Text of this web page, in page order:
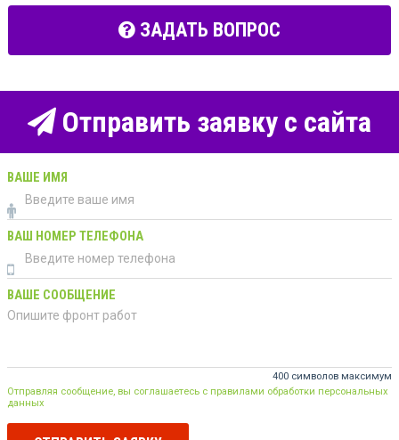
ЗАДАТЬ ВОПРОС
Отправить заявку с сайта
ВАШЕ ИМЯ
ВАШ НОМЕР ТЕЛЕФОНА
ВАШЕ СООБЩЕНИЕ
400 символов максимум
Отправляя сообщение, вы соглашаетесь с правилами обработки персональных
данных